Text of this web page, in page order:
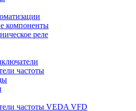
компоненты
реле
частоты
частоты VEDA VFD